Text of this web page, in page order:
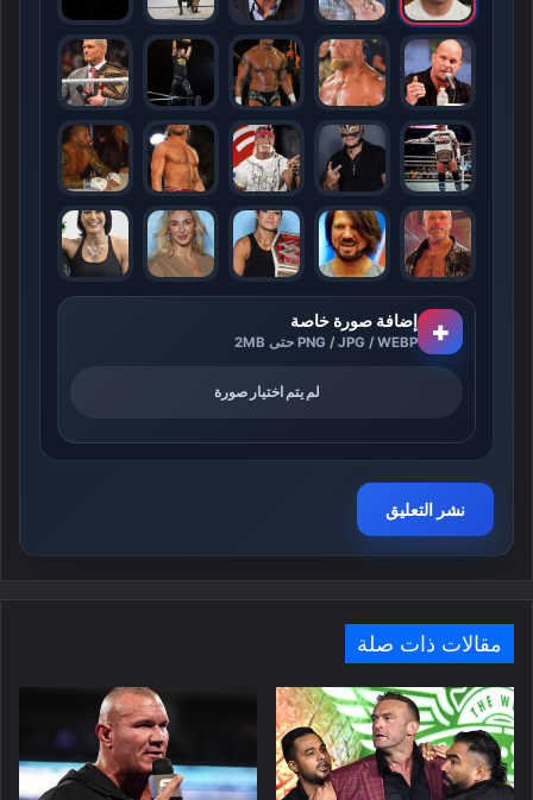
+ إضافة صورة خاصة
PNG / JPG / WEBP حتى 2MB
لم يتم اختيار صورة
مقالات ذات صلة